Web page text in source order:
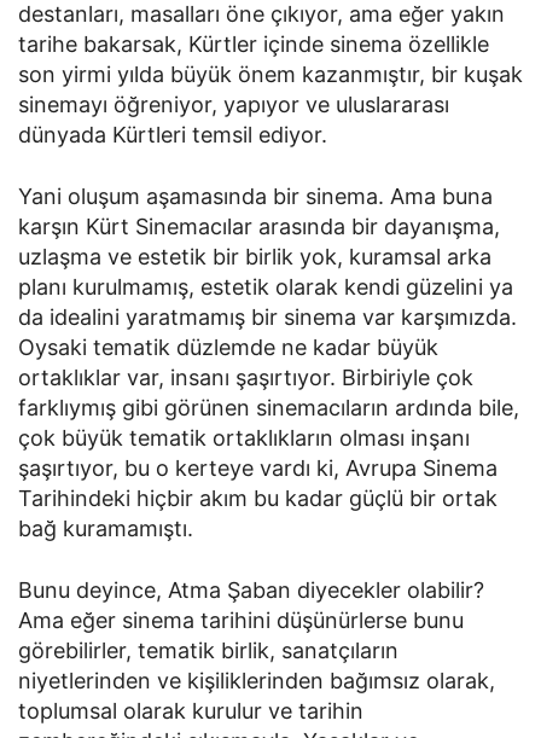
destanları, masalları öne çıkıyor, ama eğer yakın
tarihe bakarsak, Kürtler içinde sinema özellikle
son yirmi yılda büyük önem kazanmıştır, bir kuşak
sinemayı öğreniyor, yapıyor ve uluslararası
dünyada Kürtleri temsil ediyor.
Yani oluşum aşamasında bir sinema. Ama buna
karşın Kürt Sinemacılar arasında bir dayanışma,
uzlaşma ve estetik bir birlik yok, kuramsal arka
planı kurulmamış, estetik olarak kendi güzelini ya
da idealini yaratmamış bir sinema var karşımızda.
Oysaki tematik düzlemde ne kadar büyük
ortaklıklar var, insanı şaşırtıyor. Birbiriyle çok
farklıymış gibi görünen sinemacıların ardında bile,
çok büyük tematik ortaklıkların olması inşanı
şaşırtıyor, bu o kerteye vardı ki, Avrupa Sinema
Tarihindeki hiçbir akım bu kadar güçlü bir ortak
bağ kuramamıştı.
Bunu deyince, Atma Şaban diyecekler olabilir?
Ama eğer sinema tarihini düşünürlerse bunu
görebilirler, tematik birlik, sanatçıların
niyetlerinden ve kişiliklerinden bağımsız olarak,
toplumsal olarak kurulur ve tarihin